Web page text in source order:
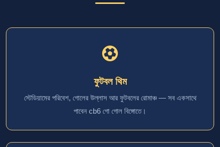
ফুটবল থিম
স্টেডিয়ামের পরিবেশ, গোলের উল্লাস আর ফুটবলের রোমাঞ্চ — সব একসাথে
পাবেন cb6 গো গোল বিঙ্গোতে।